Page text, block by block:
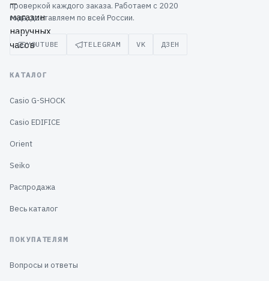
проверкой каждого заказа. Работаем с 2020
года, доставляем по всей России.
YOUTUBE TELEGRAM VK ДЗЕН
КАТАЛОГ
Casio G-SHOCK
Casio EDIFICE
Orient
Seiko
Распродажа
Весь каталог
ПОКУПАТЕЛЯМ
Вопросы и ответы